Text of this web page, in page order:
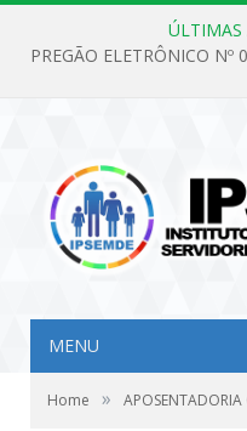
ÚLTIMAS
MENU
Home »